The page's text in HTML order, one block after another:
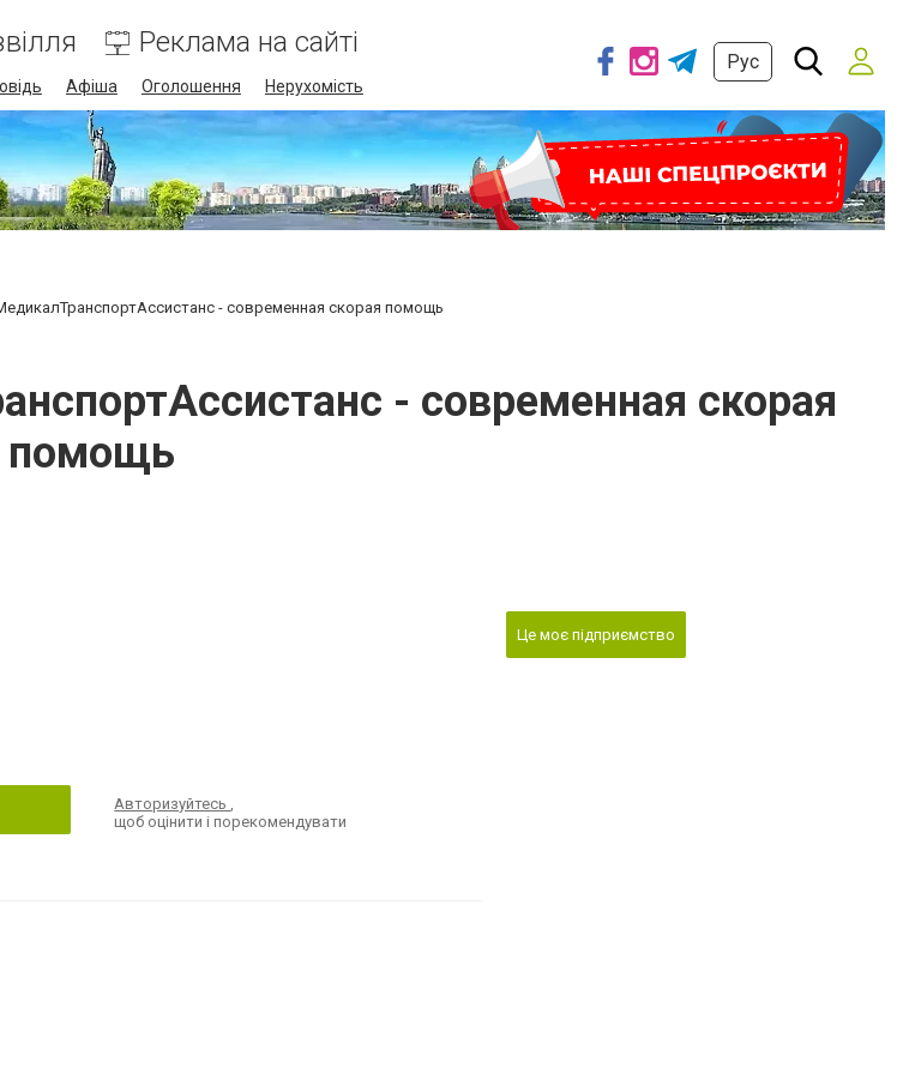
Реклама на сайті
Афіша Оголошення Нерухомість
Рус
- современная скорая помощь
- современная скорая
помощь
Авторизуйтесь,
щоб оцінити і порекомендувати
Це моє підприємство